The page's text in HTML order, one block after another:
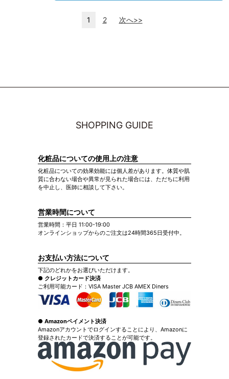
1 2 次へ>>
SHOPPING GUIDE
化粧品についての使用上の注意
化粧品についての効果効能には個人差があります。体質や肌
質に合わない場合や異常が見られた場合には、ただちに利用
を中止し、医師に相談して下さい。
営業時間について
営業時間：平日 11:00-19:00
オンラインショップからのご注文は24時間365日受付中。
お支払い方法について
下記のどれかをお選びいただけます。
● クレジットカード決済
ご利用可能カード：VISA Master JCB AMEX Diners
● Amazonペイメント決済
Amazonアカウントでログインすることにより、Amazonに
登録されたカードで決済することが可能です。